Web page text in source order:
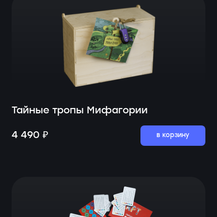
Тайные тропы Мифагории
4 490 ₽
в корзину